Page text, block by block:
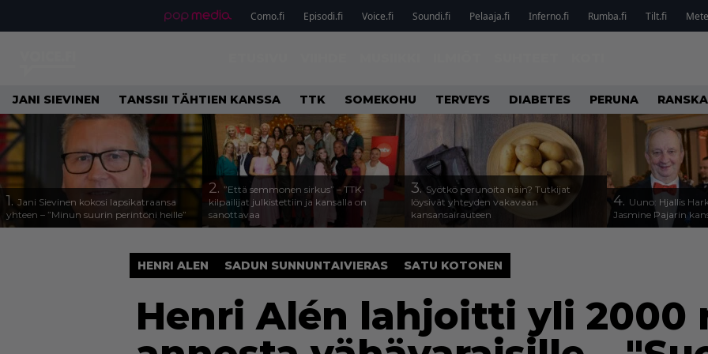
Como.fi Episodi.fi Voice.fi Soundi.fi Pelaaja.fi Inferno.fi Rumba.fi Tilt.fi
JANI SIEVINEN TANSSII TÄHTIEN KANSSA TTK SOMEKOHU TERVEYS DIABETES PERUNA
1. Jani Sievinen kokosi lapsikatraansa
yhteen – ”Minun suurin perintöni heille”
2. ”Että semmonen sirkus” – TTK-
kilpailijat julkistettiin ja kansalla on
sanottavaa
3. Syötkö perunoita näin? Tutkijat
löysivät yhteyden vakavaan
kansansairauteen
4. Uuno: Hjallis
Jasmine Pajarin
HENRI ALEN SADUN SUNNUNTAIVIERAS SATU KOTONEN
Henri Alén lahjoitti yli 2000